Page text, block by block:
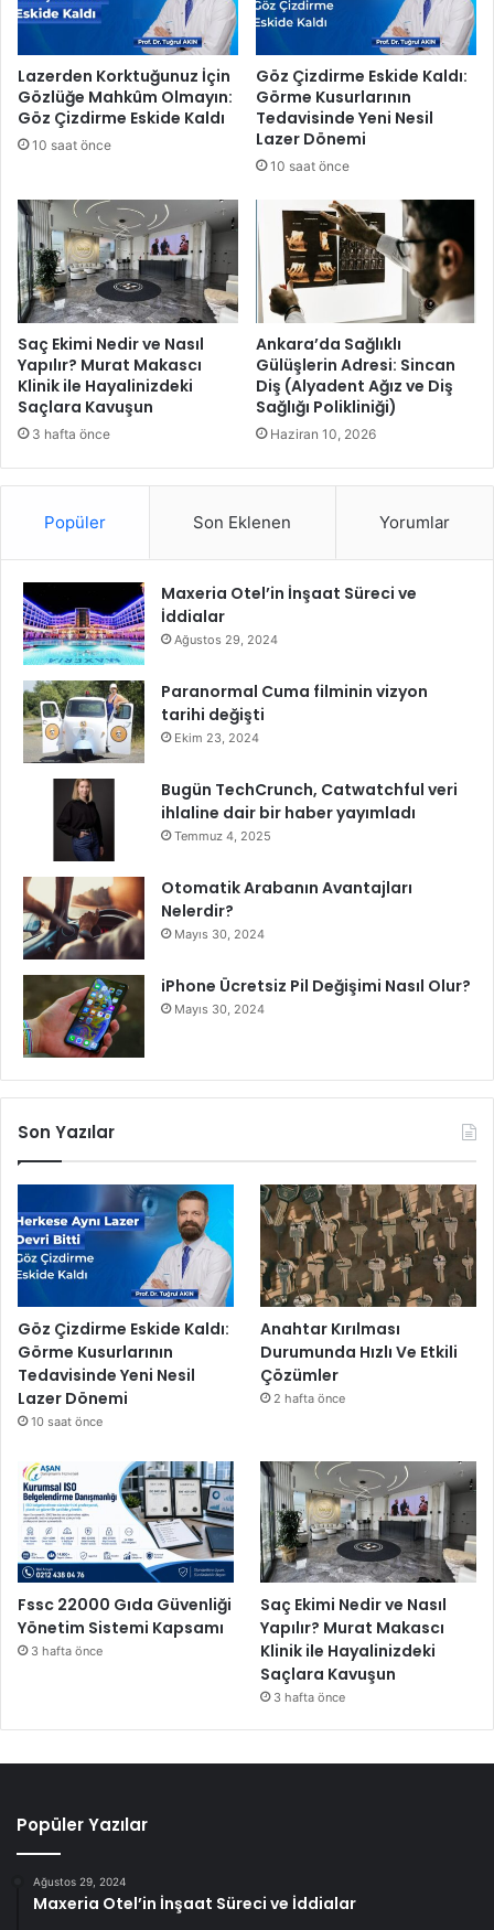
e
m
e
s
D
z
e
n
l
e
n
d
i
s
A
r
’
ı
n
B
a
b
a
l
a
r
G
ü
Lazerden Korktuğunuz İçin
Gözlüğe Mahkûm Olmayın:
Göz Çizdirme Eskide Kaldı
10 saat önce
Göz Çizdirme Eskide Kaldı:
Görme Kusurlarının
Tedavisinde Yeni Nesil
Lazer Dönemi
10 saat önce
Saç Ekimi Nedir ve Nasıl
Yapılır? Murat Makascı
Klinik ile Hayalinizdeki
Saçlara Kavuşun
3 hafta önce
Ankara’da Sağlıklı
Gülüşlerin Adresi: Sincan
Diş (Alyadent Ağız ve Diş
Sağlığı Polikliniği)
Haziran 10, 2026
Popüler Son Eklenen Yorumlar
Maxeria Otel’in İnşaat Süreci ve
İddialar
Ağustos 29, 2024
Paranormal Cuma filminin vizyon
tarihi değişti
Ekim 23, 2024
Bugün TechCrunch, Catwatchful veri
ihlaline dair bir haber yayımladı
Temmuz 4, 2025
Otomatik Arabanın Avantajları
Nelerdir?
Mayıs 30, 2024
iPhone Ücretsiz Pil Değişimi Nasıl Olur?
Mayıs 30, 2024
Son Yazılar
Göz Çizdirme Eskide Kaldı:
Görme Kusurlarının
Tedavisinde Yeni Nesil
Lazer Dönemi
10 saat önce
Anahtar Kırılması
Durumunda Hızlı Ve Etkili
Çözümler
2 hafta önce
Fssc 22000 Gıda Güvenliği
Yönetim Sistemi Kapsamı
3 hafta önce
Saç Ekimi Nedir ve Nasıl
Yapılır? Murat Makascı
Klinik ile Hayalinizdeki
Saçlara Kavuşun
3 hafta önce
Popüler Yazılar
Ağustos 29, 2024
Maxeria Otel’in İnşaat Süreci ve İddialar